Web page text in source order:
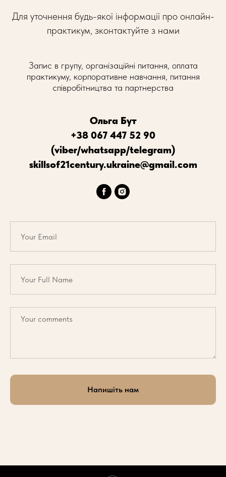
Для уточнення будь-якої інформації про онлайн-
практикум, зконтактуйте з нами
Запис в групу, організаційні питання, оплата
практикуму, корпоративне навчання, питання
співробітництва та партнерства
Ольга Бут
+38 067 447 52 90
(viber/whatsapp/telegram)
skillsof21century.ukraine@gmail.com
Напишіть нам